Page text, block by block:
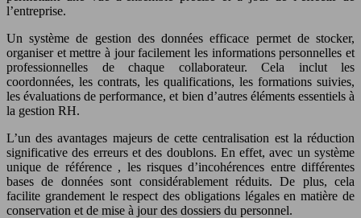
l’entreprise.
Un système de gestion des données efficace permet de stocker,
organiser et mettre à jour facilement les informations personnelles et
professionnelles de chaque collaborateur. Cela inclut les
coordonnées, les contrats, les qualifications, les formations suivies,
les évaluations de performance, et bien d’autres éléments essentiels à
la gestion RH.
L’un des avantages majeurs de cette centralisation est la réduction
significative des erreurs et des doublons. En effet, avec un système
unique de référence , les risques d’incohérences entre différentes
bases de données sont considérablement réduits. De plus, cela
facilite grandement le respect des obligations légales en matière de
conservation et de mise à jour des dossiers du personnel.